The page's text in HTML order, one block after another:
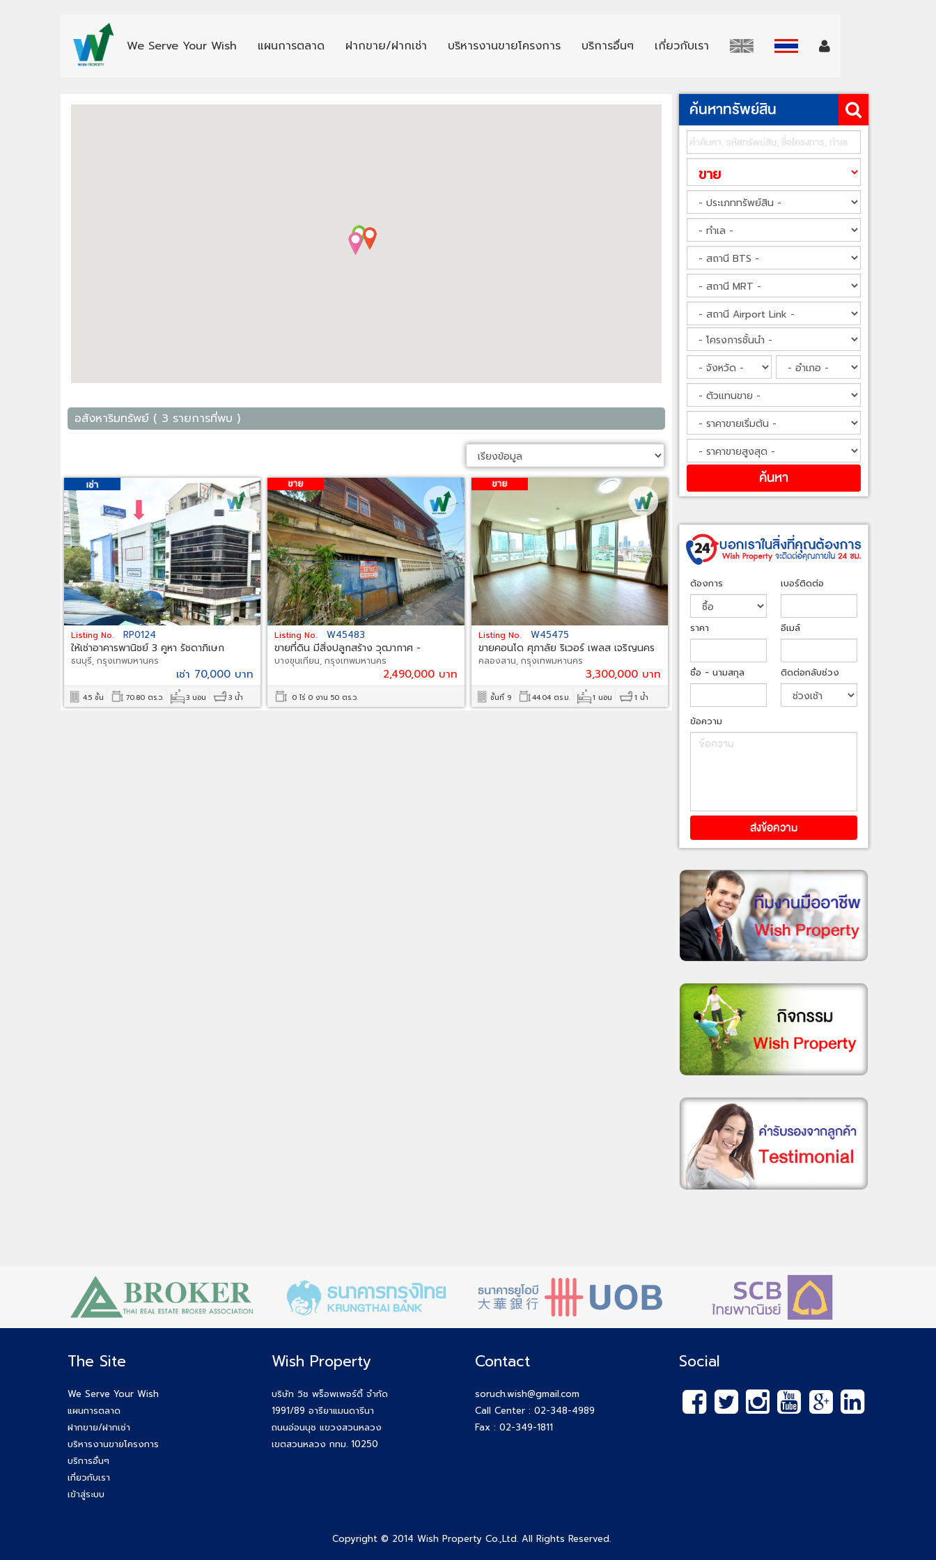
We Serve Your Wish แผนการตลาด ฝากขาย/ฝากเช่า บริหารงานขายโครงการ บริการอื่นๆ เกี่ยวกับเรา
อสังหาริมทรัพย์ ( 3 รายการที่พบ )
Listing No. RP0124
ให้เช่าอาคารพานิชย์ 3 คูหา รัชดาภิเษก
ธนบุรี, กรุงเทพมหานคร
เช่า 70,000 บาท
4.5 ชั้น 70.80 ตร.ว. 3 นอน 3 น้ำ
Listing No. W45483
ขายที่ดิน มีสิ่งปลูกสร้าง วุฒากาศ -
จอมทอง
บางขุนเทียน, กรุงเทพมหานคร
2,490,000 บาท
0 ไร่ 0 งาน 50 ตร.ว.
Listing No. W45475
ขายคอนโด ศุภาลัย ริเวอร์ เพลส เจริญนคร
คลองสาน, กรุงเทพมหานคร
3,300,000 บาท
ชั้นที่ 9 44.04 ตร.ม. 1 นอน 1 น้ำ
ค้นหาทรัพย์สิน
ต้องการ
ราคา
ชื่อ - นามสกุล
เบอร์ติดต่อ
อีเมล์
ติดต่อกลับช่วง
ข้อความ
The Site
We Serve Your Wish
แผนการตลาด
ฝากขาย/ฝากเช่า
บริหารงานขายโครงการ
บริการอื่นๆ
เกี่ยวกับเรา
เข้าสู่ระบบ
Wish Property
บริษัท วิช พร็อพเพอร์ตี้ จำกัด
1991/89 อารียาแมนดารีนา
ถนนอ่อนนุช แขวงสวนหลวง
เขตสวนหลวง กทม. 10250
Contact
soruch.wish@gmail.com
Call Center : 02-348-4989
Fax : 02-349-1811
Social
Copyright © 2014 Wish Property Co.,Ltd. All Rights Reserved.